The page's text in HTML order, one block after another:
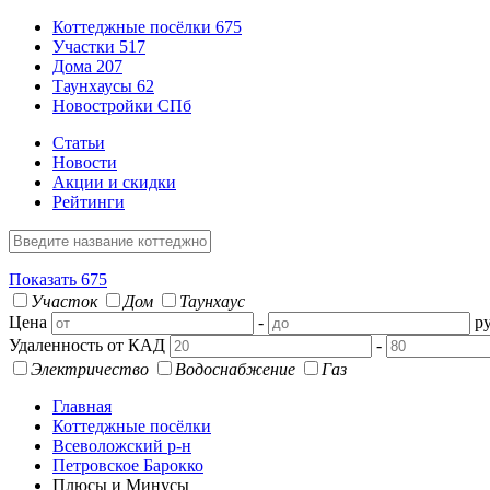
Коттеджные посёлки 675
Участки 517
Дома 207
Таунхаусы 62
Новостройки СПб
Статьи
Новости
Акции и скидки
Рейтинги
Показать 675
Участок
Дом
Таунхаус
Цена
-
Удаленность от КАД
-
Электричество
Водоснабжение
Газ
Главная
Коттеджные посёлки
Всеволожский р-н
Петровское Барокко
Плюсы и Минусы